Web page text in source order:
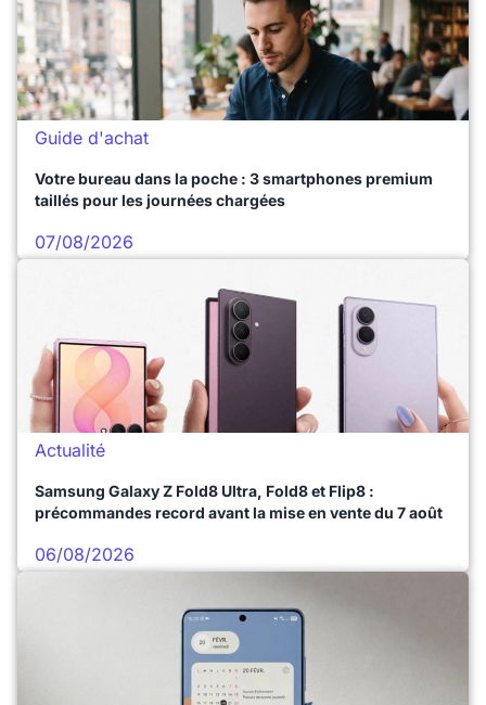
Guide d'achat
Votre bureau dans la poche : 3 smartphones premium
taillés pour les journées chargées
07/08/2026
Actualité
Samsung Galaxy Z Fold8 Ultra, Fold8 et Flip8 :
précommandes record avant la mise en vente du 7 août
06/08/2026